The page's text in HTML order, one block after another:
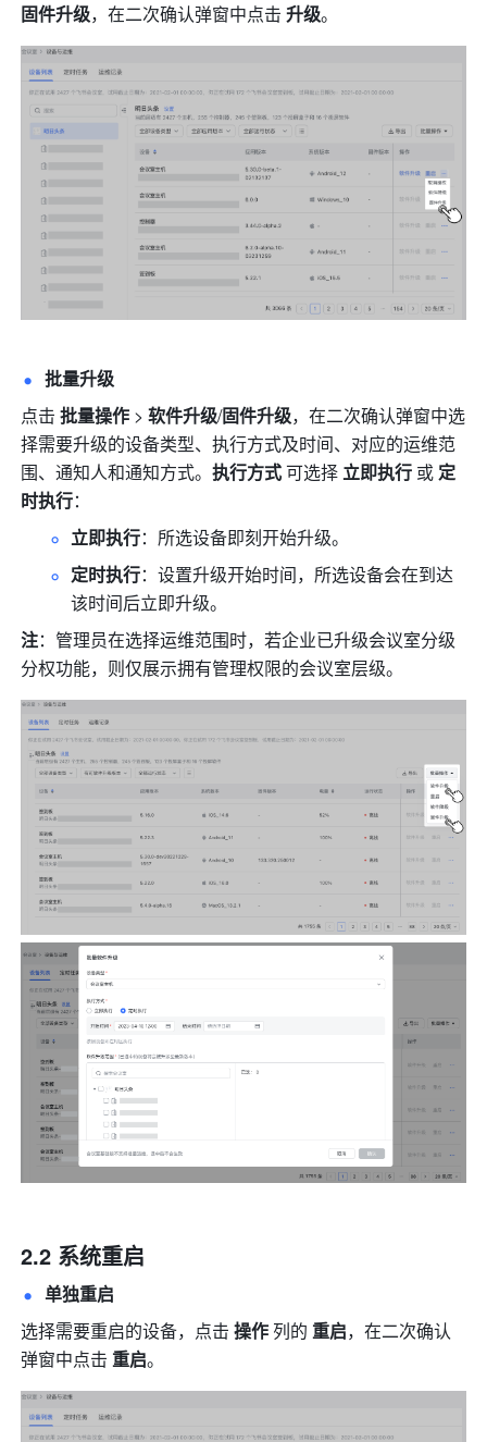
固件升级，在二次确认弹窗中点击 升级。
批量升级
点击 批量操作 > 软件升级/固件升级，在二次确认弹窗中选
择需要升级的设备类型、执行方式及时间、对应的运维范
围、通知人和通知方式。执行方式 可选择 立即执行 或 定
时执行：
立即执行：所选设备即刻开始升级。
定时执行：设置升级开始时间，所选设备会在到达
该时间后立即升级。
注：管理员在选择运维范围时，若企业已升级会议室分级
分权功能，则仅展示拥有管理权限的会议室层级。
2.2 系统重启
单独重启
选择需要重启的设备，点击 操作 列的 重启，在二次确认
弹窗中点击 重启。